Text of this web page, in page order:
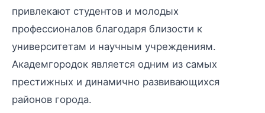
привлекают студентов и молодых
профессионалов благодаря близости к
университетам и научным учреждениям.
Академгородок является одним из самых
престижных и динамично развивающихся
районов города.